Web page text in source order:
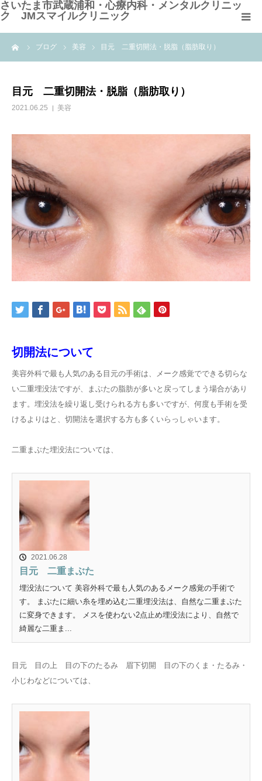
さいたま市武蔵浦和・心療内科・メンタルクリニッ
ク JMスマイルクリニック
ブログ 美容 目元 二重切開法・脱脂（脂肪取り）
目元 二重切開法・脱脂（脂肪取り）
2021.06.25 美容
切開法について
美容外科で最も人気のある目元の手術は、メーク感覚でできる切らな
い二重埋没法ですが、まぶたの脂肪が多いと戻ってしまう場合があり
ます。埋没法を繰り返し受けられる方も多いですが、何度も手術を受
けるよりはと、切開法を選択する方も多くいらっしゃいます。
二重まぶた埋没法については、
2021.06.28
目元 二重まぶた
埋没法について 美容外科で最も人気のあるメーク感覚の手術で
す。 まぶたに細い糸を埋め込む二重埋没法は、自然な二重まぶた
に変身できます。 メスを使わない2点止め埋没法により、自然で
綺麗な二重ま...
目元 目の上 目の下のたるみ 眉下切開 目の下のくま・たるみ・
小じわなどについては、
HOME
WEB問診票